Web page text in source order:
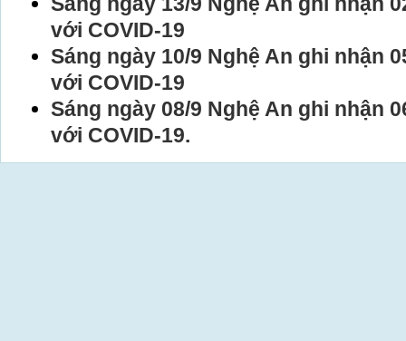
với COVID-19
Sáng ngày 10/9 Nghệ An ghi nhận
với COVID-19
Sáng ngày 08/9 Nghệ An ghi nhận
với COVID-19.